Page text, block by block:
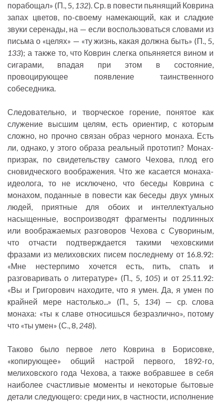
порабощал» (П., 5, 132). Ср. в повести пьянящий Коврина
запах цветов, по-своему намекающий, как и сладкие
звуки серенады, на — если воспользоваться словами из
письма о «целях» — «ту жизнь, какая должна быть» (П., 5,
133); а также то, что Коврин слегка опьяняется вином и
сигарами, впадая при этом в состояние,
провоцирующее появление таинственного
собеседника.
Следовательно, и творческое горение, понятое как
служение высшим целям, есть ориентир, с которым
сложно, но прочно связан образ черного монаха. Есть
ли, однако, у этого образа реальный прототип? Монах-
призрак, по свидетельству самого Чехова, плод его
сновидческого воображения. Что же касается монаха-
идеолога, то не исключено, что беседы Коврина с
монахом, поданные в повести как беседы двух умных
людей, приятные для обоих и интеллектуально
насыщенные, воспроизводят фрагменты подлинных
или воображаемых разговоров Чехова с Сувориным,
что отчасти подтверждается такими чеховскими
фразами из мелиховских писем последнему от 16.8.92:
«Мне нестерпимо хочется есть, пить, спать и
разговаривать о литературе» (П., 5, 105) и от 25.11.92:
«Вы и Григорович находите, что я умен. Да, я умен по
крайней мере настолько...» (П., 5,
134) — ср. слова
монаха: «ты к славе относишься безразлично», потому
что «ты умен» (С., 8, 248).
Таково было первое лето Коврина в Борисовке,
«копирующее» общий настрой первого, 1892-го,
мелиховского года Чехова, а также вобравшее в себя
наиболее счастливые моменты и некоторые бытовые
детали следующего: среди них, в частности, исполнение